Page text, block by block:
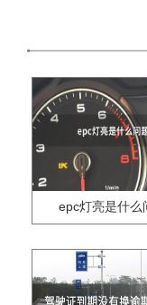
epc灯亮是什么